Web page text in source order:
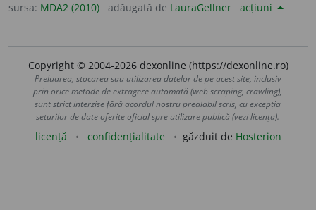
sursa: MDA2 (2010) adăugată de LauraGellner acțiuni
Copyright © 2004-2026 dexonline (https://dexonline.ro)
Preluarea, stocarea sau utilizarea datelor de pe acest site, inclusiv
prin orice metode de extragere automată (web scraping, crawling),
sunt strict interzise fără acordul nostru prealabil scris, cu excepția
seturilor de date oferite oficial spre utilizare publică (vezi licența).
licență confidențialitate găzduit de Hosterion